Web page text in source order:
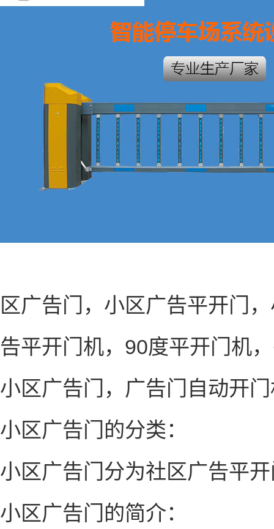
区广告门，小区广告平开门
告平开门机，90度平开门机
小区广告门，广告门自动开
小区广告门的分类：
小区广告门分为社区广告平
小区广告门的简介：